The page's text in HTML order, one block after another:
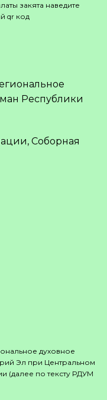
закята наведите
qr код
Республики
Соборная
духовное
Эл при Центральном
(далее по тексту РДУМ